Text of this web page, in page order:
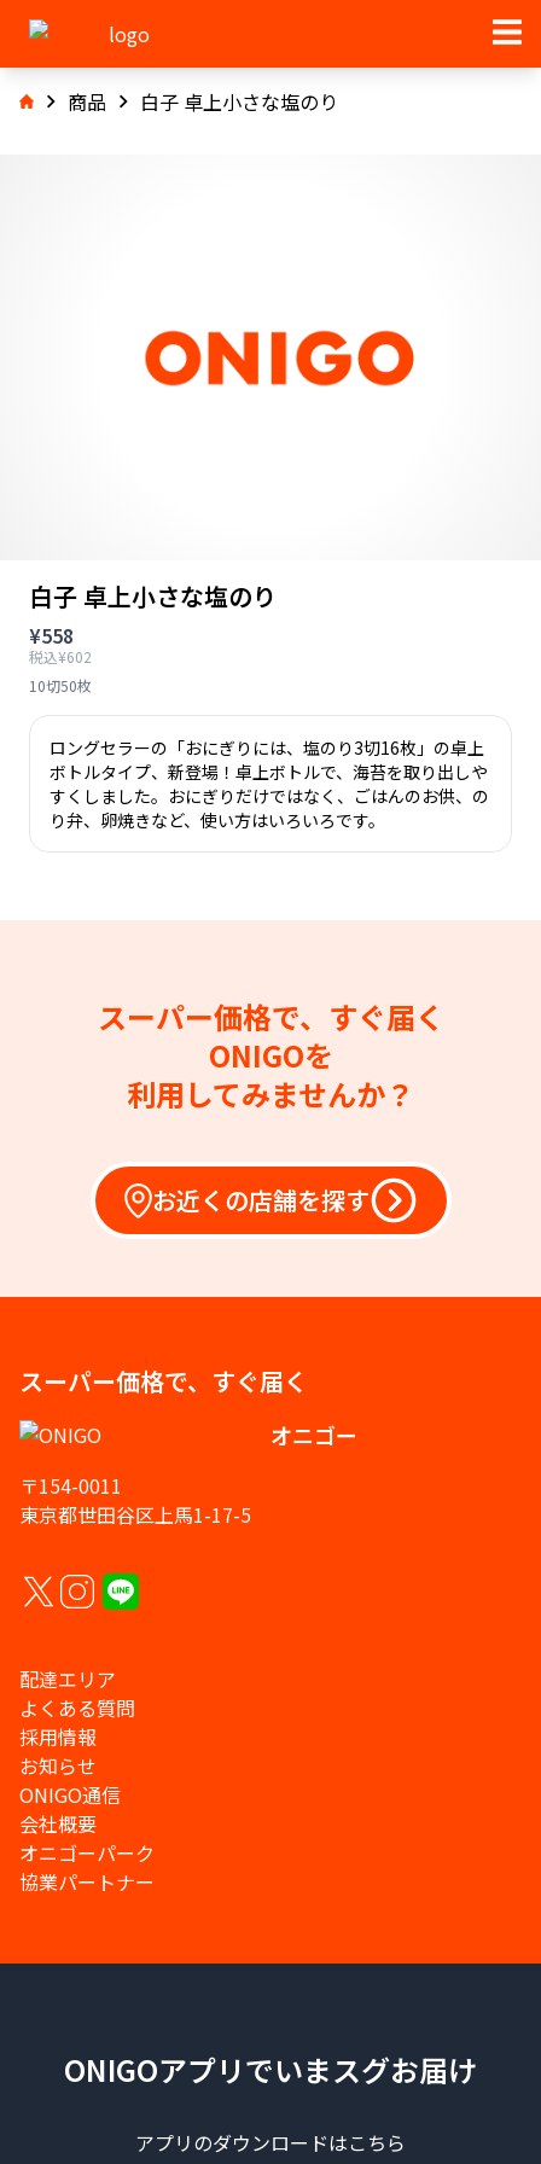
商品 白子 卓上小さな塩のり
白子 卓上小さな塩のり
¥558
税込¥602
10切50枚
ロングセラーの「おにぎりには、塩のり3切16枚」の卓上
ボトルタイプ、新登場！卓上ボトルで、海苔を取り出しや
すくしました。おにぎりだけではなく、ごはんのお供、の
り弁、卵焼きなど、使い方はいろいろです。
スーパー価格で、すぐ届く
ONIGOを
利用してみませんか？
お近くの店舗を探す
スーパー価格で、すぐ届く
オニゴー
〒154-0011
東京都世田谷区上馬1-17-5
配達エリア
よくある質問
採用情報
お知らせ
ONIGO通信
会社概要
オニゴーパーク
協業パートナー
ONIGOアプリでいまスグお届け
アプリのダウンロードはこちら